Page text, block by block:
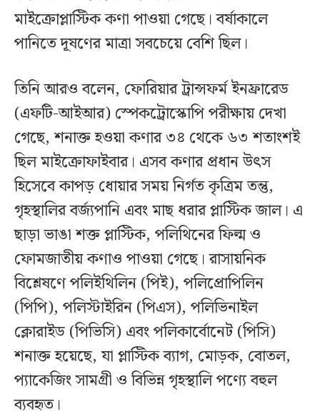
মাইক্রোপ্লাস্টিক কণা পাওয়া গেছে। বর্ষাকালে
পানিতে দূষণের মাত্রা সবচেয়ে বেশি ছিল।
তিনি আরও বলেন, ফোরিয়ার ট্রান্সফর্ম ইনফ্রারেড
(এফটি-আইআর) স্পেকট্রোস্কোপি পরীক্ষায় দেখা
গেছে, শনাক্ত হওয়া কণার ৩৪ থেকে ৬৩ শতাংশই
ছিল মাইক্রোফাইবার। এসব কণার প্রধান উৎস
হিসেবে কাপড় ধোয়ার সময় নির্গত কৃত্রিম তন্তু,
গৃহস্থালির বর্জ্যপানি এবং মাছ ধরার প্লাস্টিক জাল। এ
ছাড়া ভাঙা শক্ত প্লাস্টিক, পলিথিনের ফিল্ম ও
ফোমজাতীয় কণাও পাওয়া গেছে। রাসায়নিক
বিশ্লেষণে পলিইথিলিন (পিই), পলিপ্রোপিলিন
(পিপি), পলিস্টাইরিন (পিএস), পলিভিনাইল
ক্লোরাইড (পিভিসি) এবং পলিকার্বোনেট (পিসি)
শনাক্ত হয়েছে, যা প্লাস্টিক ব্যাগ, মোড়ক, বোতল,
প্যাকেজিং সামগ্রী ও বিভিন্ন গৃহস্থালি পণ্যে বহুল
ব্যবহৃত।